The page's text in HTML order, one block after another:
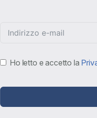
Ho letto e accetto la